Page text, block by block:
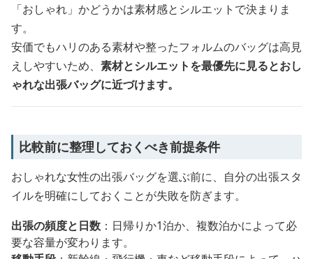
「おしゃれ」かどうかは素材感とシルエットで決まりま
す。
安価でもハリのある素材や整ったフォルムのバッグは高見
えしやすいため、 素材とシルエットを最優先に見るとおし
ゃれな出張バッグに近づけます。
比較前に整理しておくべき前提条件
おしゃれな女性の出張バッグを選ぶ前に、自分の出張スタ
イルを明確にしておくことが失敗を防ぎます。
出張の頻度と日数 ：日帰りか1泊か、複数泊かによって必
要な容量が変わります。